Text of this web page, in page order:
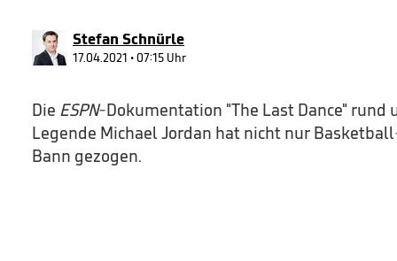
90%
Stefan Schnürle
17.04.2021 • 07:15 Uhr
Die ESPN-Dokumentation "The Last Dance" rund
Legende Michael Jordan hat nicht nur
Bann gezogen.